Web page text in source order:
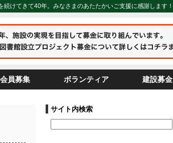
けてきて40年。みなさまのあたたかいご支援に感謝します！
会員募集 ボランティア 建設募金
サイト内検索